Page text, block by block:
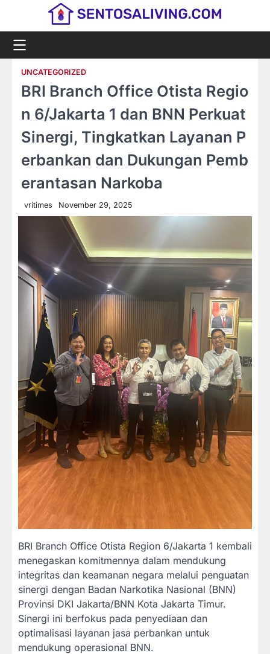
UNCATEGORIZED
BRI Branch Office Otista Regio
n 6/Jakarta 1 dan BNN Perkuat
Sinergi, Tingkatkan Layanan P
erbankan dan Dukungan Pemb
erantasan Narkoba
vritimes November 29, 2025
BRI Branch Office Otista Region 6/Jakarta 1 kembali
menegaskan komitmennya dalam mendukung
integritas dan keamanan negara melalui penguatan
sinergi dengan Badan Narkotika Nasional (BNN)
Provinsi DKI Jakarta/BNN Kota Jakarta Timur.
Sinergi ini berfokus pada penyediaan dan
optimalisasi layanan jasa perbankan untuk
mendukung operasional BNN.